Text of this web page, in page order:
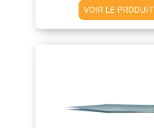
VOIR LE PRODUIT